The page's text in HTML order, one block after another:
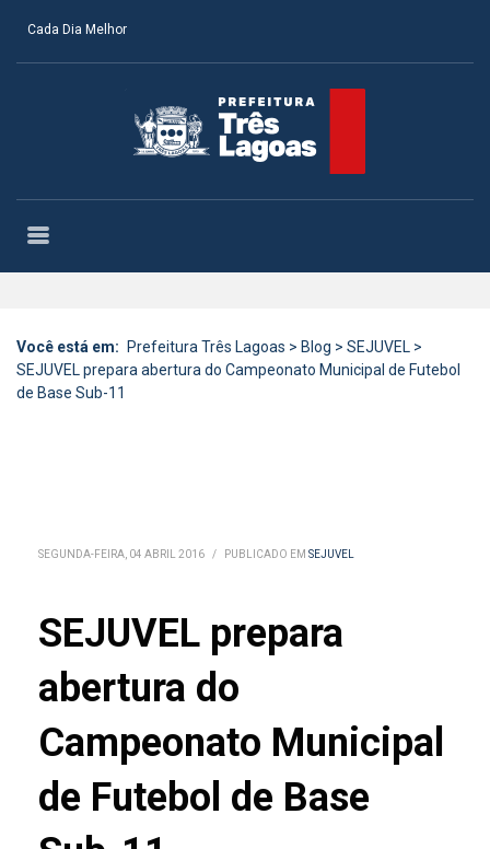
Cada Dia Melhor
Você está em: Prefeitura Três Lagoas > Blog > SEJUVEL >
SEJUVEL prepara abertura do Campeonato Municipal de Futebol
de Base Sub-11
SEGUNDA-FEIRA, 04 ABRIL 2016 / PUBLICADO EM SEJUVEL
SEJUVEL prepara
abertura do
Campeonato Municipal
de Futebol de Base